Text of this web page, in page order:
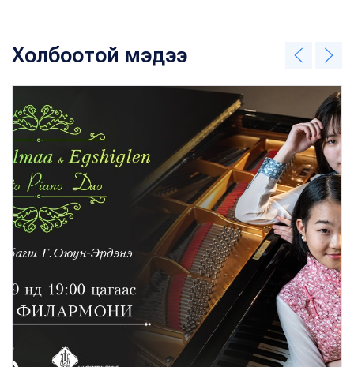
Холбоотой мэдээ